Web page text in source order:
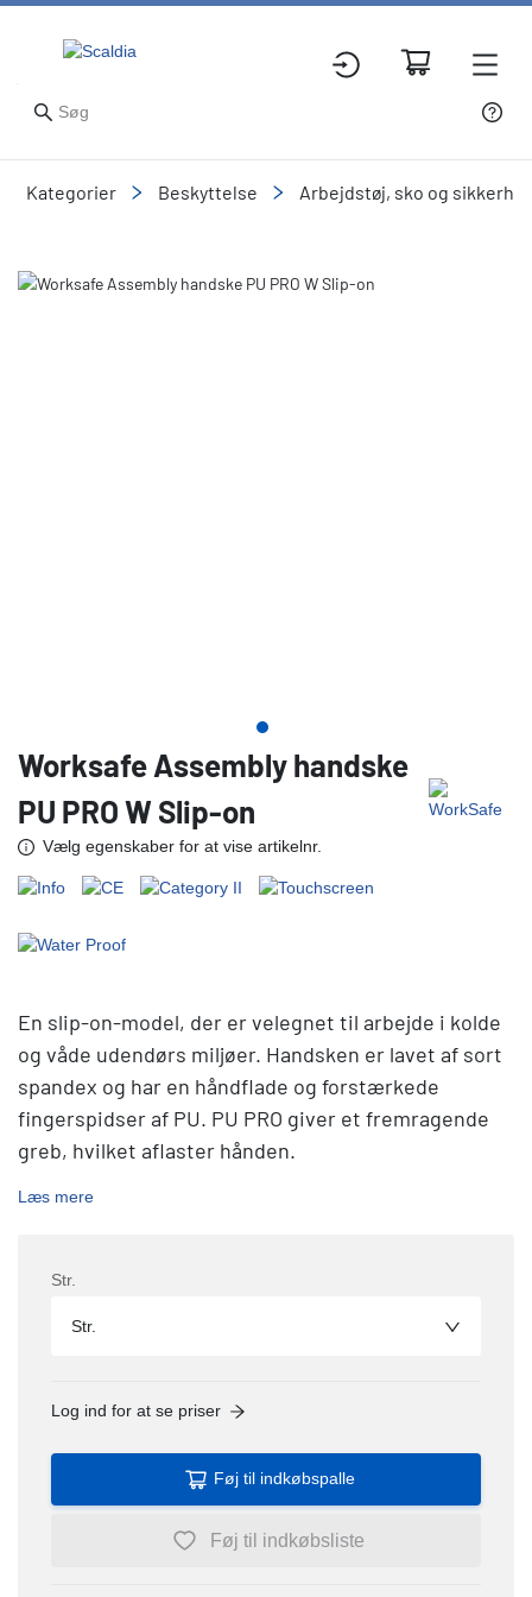
Kategorier Beskyttelse Arbejdstøj, sko og
Slide 1 of 1
Worksafe Assembly handske
PU PRO W Slip-on
Vælg egenskaber for at vise artikelnr.
En slip-on-model, der er velegnet til arbejde i kolde
og våde udendørs miljøer. Handsken er lavet af sort
spandex og har en håndflade og forstærkede
fingerspidser af PU. PU PRO giver et fremragende
greb, hvilket aflaster hånden.
Læs mere
Str.
Str.
Log ind for at se priser
Føj til indkøbspalle
Føj til indkøbsliste